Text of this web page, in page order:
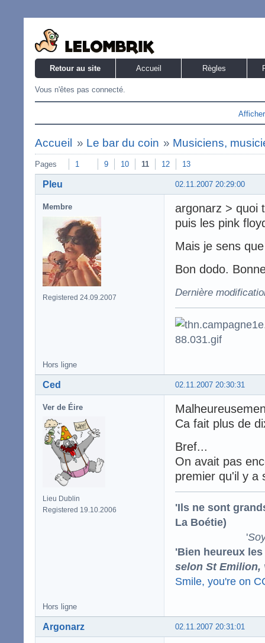
Retour au site Accueil Règles
Vous n'êtes pas connecté.
Accueil » Le bar du coin » Musiciens,
Pages 1 9 10 11 12 13
02.11.2007 20:29:00
Pleu
Membre
Registered 24.09.2007
argonarz > quoi
puis les pink
Mais je sens
Bon dodo.
Dernière
Hors ligne
02.11.2007 20:30:31
Ced
Ver de Éire
Lieu Dublin
Registered 19.10.2006
Ca fait plus de
Bref...
On avait pas
premier qu'il y a
'Ils ne sont
La Boétie)
'
'Bien heureux
selon St Emilion,
Smile, you're on
Hors ligne
02.11.2007 20:31:01
Argonarz